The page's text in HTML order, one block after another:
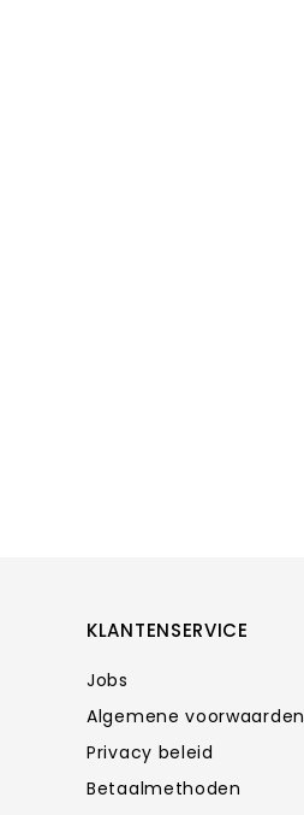
KLANTENSERVICE
Jobs
Algemene voorwaarden
Privacy beleid
Betaalmethoden